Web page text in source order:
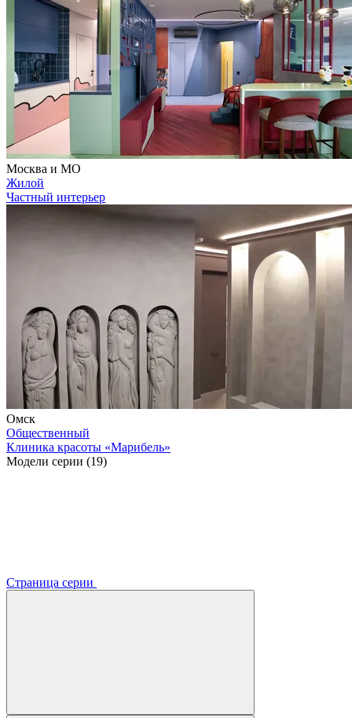
Москва и МО
Жилой
Частный интерьер
Омск
Общественный
Клиника красоты «Марибель»
Модели серии (19)
Страница серии